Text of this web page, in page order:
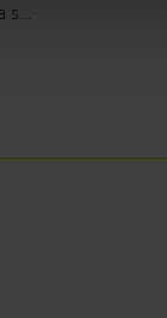
Hängsmycke i förgyllt äkta silver med bokstaven D